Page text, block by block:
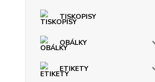
TISKOPISY
OBÁLKY
ETIKETY